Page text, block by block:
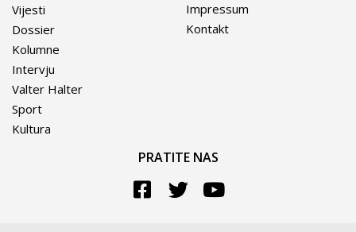
Vijesti
Dossier
Kolumne
Intervju
Valter Halter
Sport
Kultura
Impressum
Kontakt
PRATITE NAS